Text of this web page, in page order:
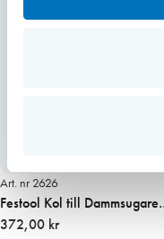
Art. nr 2626
Festool Kol till Dammsugare
CT26/36
372,00 kr